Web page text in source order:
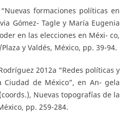
formaciones políticas en
Gómez- Tagle y María Eugenia
en las elecciones en Méxi- co,
y Valdés, México, pp. 39-94.
2012a “Redes políticas y
Ciudad de México”, en An- gela
Nuevas topografías de la
pp. 259-284.